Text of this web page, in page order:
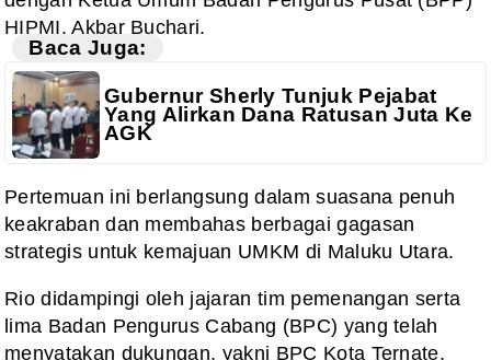
HIPMI, Akbar Buchari.
Baca Juga:
Gubernur Sherly Tunjuk Pejabat
Yang Alirkan Dana Ratusan Juta Ke
AGK
Pertemuan ini berlangsung dalam suasana penuh
keakraban dan membahas berbagai gagasan
strategis untuk kemajuan UMKM di Maluku Utara.
Rio didampingi oleh jajaran tim pemenangan serta
lima Badan Pengurus Cabang (BPC) yang telah
menyatakan dukungan, yakni BPC Kota Ternate,